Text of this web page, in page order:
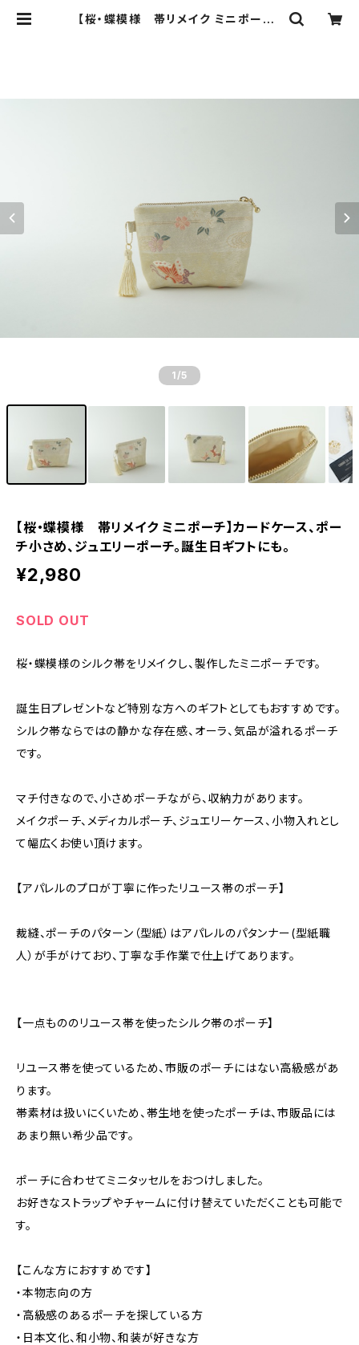
【桜・蝶模様 帯リメイク ミニポーチ】
1 /5
【桜・蝶模様 帯リメイク ミニポーチ】カードケース、ポー
チ小さめ、ジュエリーポーチ。誕生日ギフトにも。
¥2,980
SOLD OUT
桜・蝶模様のシルク帯をリメイクし、製作したミニポーチです。
誕生日プレゼントなど特別な方へのギフトとしてもおすすめです。
シルク帯ならではの静かな存在感、オーラ、気品が溢れるポーチ
です。
マチ付きなので、小さめポーチながら、収納力があります。
メイクポーチ、メディカルポーチ、ジュエリーケース、小物入れとし
て幅広くお使い頂けます。
【アパレルのプロが丁寧に作ったリユース帯のポーチ】
裁縫、ポーチのパターン（型紙）はアパレルのパタンナー(型紙職
人）が手がけており、丁寧な手作業で仕上げてあります。
【一点もののリユース帯を使ったシルク帯のポーチ】
リユース帯を使っているため、市販のポーチにはない高級感があ
ります。
帯素材は扱いにくいため、帯生地を使ったポーチは、市販品には
あまり無い希少品です。
ポーチに合わせてミニタッセルをおつけしました。
お好きなストラップやチャームに付け替えていただくことも可能で
す。
【こんな方におすすめです】
・本物志向の方
・高級感のあるポーチを探している方
・日本文化、和小物、和装が好きな方